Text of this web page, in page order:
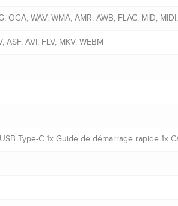
OGA, WAV, WMA, AMR, AWB, FLAC, MID,
ASF, AVI, FLV, MKV, WEBM
Type-C 1x Guide de démarrage rapide 1x